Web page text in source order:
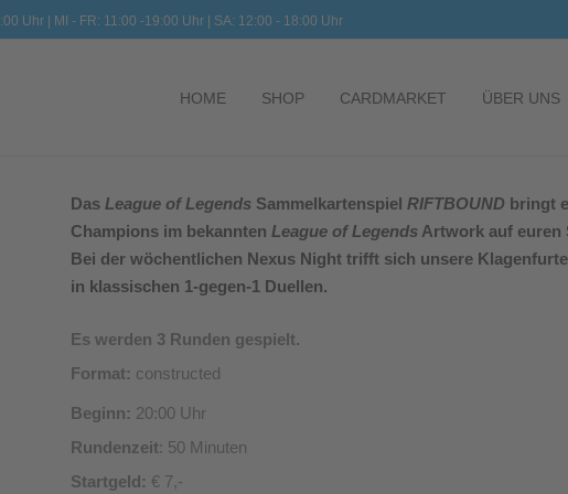
Uhr | MI - FR: 11:00 -19:00 Uhr | SA: 12:00 - 18:00 Uhr
HOME SHOP CARDMARKET ÜBER UNS
DasLeague of Legends SammelkartenspielRIFTBOUND bringt
Champions im bekanntenLeague of Legends Artwork auf euren
Bei der wöchentlichen Nexus Night trifft sich unsere
in klassischen 1-gegen-1 Duellen.
Es werden 3 Runden gespielt.
Format: constructed
Beginn: 20:00 Uhr
Rundenzeit: 50 Minuten
Startgeld: € 7,-